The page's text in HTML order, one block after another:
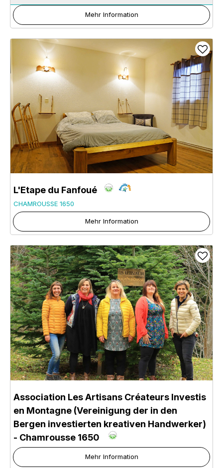
Mehr Information
L'Etape du Fanfoué
CHAMROUSSE 1650
Mehr Information
Association Les Artisans Créateurs Investis
en Montagne (Vereinigung der in den
Bergen investierten kreativen Handwerker)
- Chamrousse 1650
Mehr Information